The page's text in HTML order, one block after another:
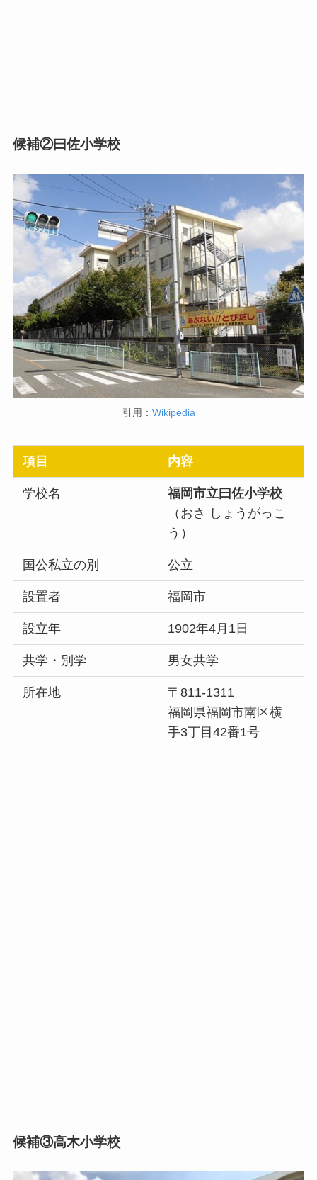
候補②曰佐小学校
引用： Wikipedia
項目 内容
学校名
福岡市立曰佐小学校
（おさ しょうがっこ
う）
国公私立の別 公立
設置者 福岡市
設立年 1902年4月1日
共学・別学 男女共学
所在地
〒811-1311
福岡県福岡市南区横
手3丁目42番1号
候補③高木小学校